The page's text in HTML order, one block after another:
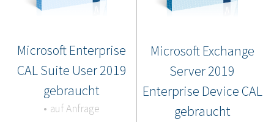
Microsoft Enterprise
CAL Suite User 2019
gebraucht
auf Anfrage
Microsoft Exchange
Server 2019
Enterprise Device CAL
gebraucht